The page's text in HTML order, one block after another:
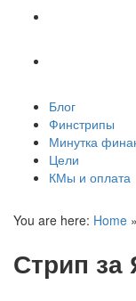
Блог
Финстрипы
Минутка
Цели
КМы и оплата
You are here: Home »
Стрип за